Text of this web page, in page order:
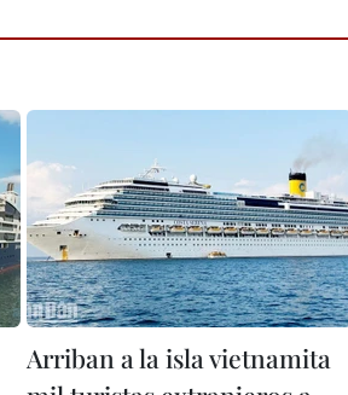
Arriban a la isla vietnamita